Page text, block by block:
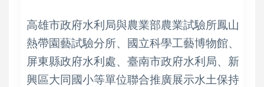
高雄市政府水利局與農業部農業試驗所鳳山
熱帶園藝試驗分所、國立科學工藝博物館、
屏東縣政府水利處、臺南市政府水利局、新
興區大同國小等單位聯合推廣展示水土保持